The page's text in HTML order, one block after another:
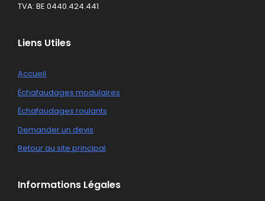
TVA: BE 0440.424.441
Liens Utiles
Accueil
Échafaudages modulaires
Échafaudages roulants
Demander un devis
Retour au site principal
Informations Légales